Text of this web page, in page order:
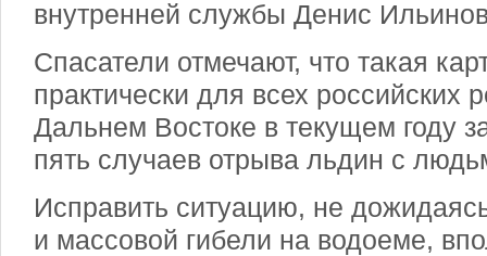
внутренней службы Денис
Спасатели отмечают, что такая
практически для всех российских
Дальнем Востоке в текущем году
пять случаев отрыва льдин с
Исправить ситуацию, не
и массовой гибели на водоеме,